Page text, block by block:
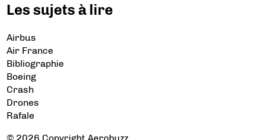
Les sujets à lire
Airbus
Air France
Bibliographie
Boeing
Crash
Drones
Rafale
© 2026 Copyright Aerobuzz.